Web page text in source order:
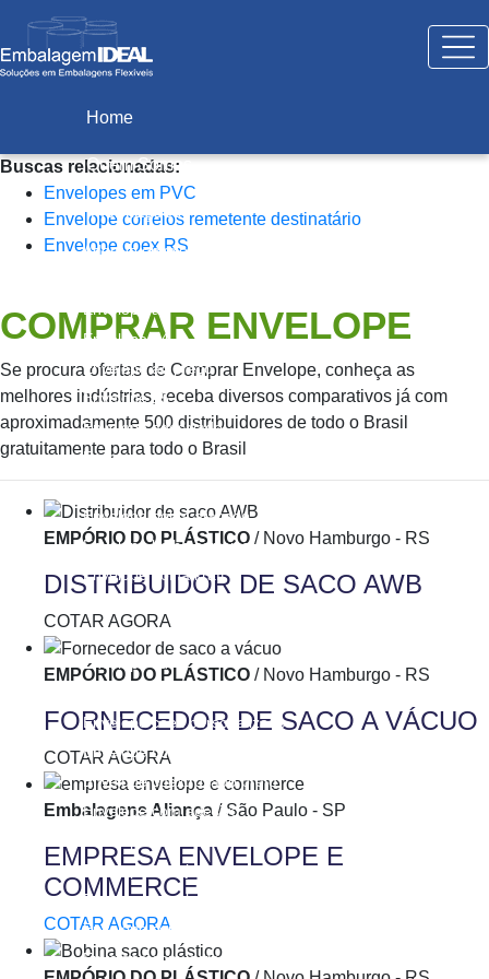
Home
(current)
Quem Somos
Informações
Adesivo envelope
Envelope a3
Envelope a4
Envelope a4 preço
Envelope a5
Envelope adesivado
Envelope awb
Envelope bolha
Envelope bolha atacado
Envelope bolha correios
Envelope bolha kraft
Envelope branco pequeno
Envelope cd
Envelope coex personalizado
Envelope coextrusado
Envelope coextrusado preto
Envelope com adesivo
Envelope com janela
Envelope com lacre
Envelope com lacre adesivo
Envelope com lacre de segurança
Buscas relacionadas:
Envelopes em PVC
Envelope correios remetente destinatário
Envelope coex RS
COMPRAR ENVELOPE
Se procura ofertas de Comprar Envelope, conheça as
melhores indústrias, receba diversos comparativos já com
aproximadamente 500 distribuidores de todo o Brasil
gratuitamente para todo o Brasil
EMPÓRIO DO PLÁSTICO / Novo Hamburgo - RS
DISTRIBUIDOR DE SACO AWB
COTAR AGORA
EMPÓRIO DO PLÁSTICO / Novo Hamburgo - RS
FORNECEDOR DE SACO A VÁCUO
COTAR AGORA
Embalagens Aliança / São Paulo - SP
EMPRESA ENVELOPE E
COMMERCE
COTAR AGORA